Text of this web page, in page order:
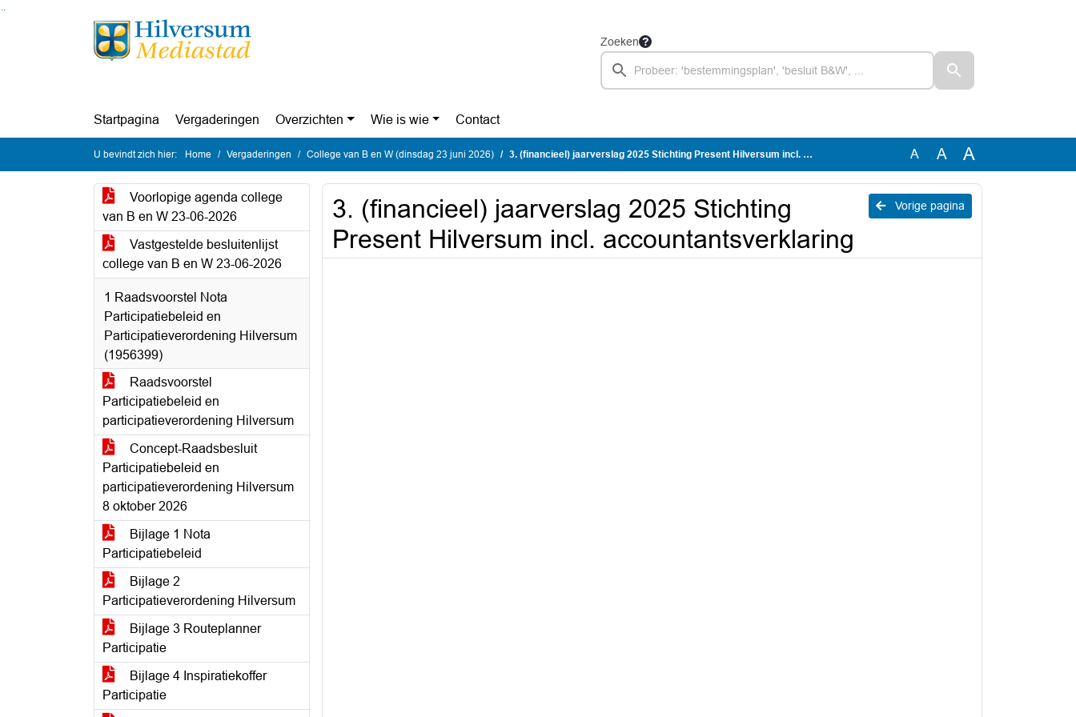
Ga naar de inhoud van deze pagina
Ga naar het zoeken
Ga naar het menu
Zoeken
Startpagina Vergaderingen Overzichten Wie is wie Contact
U bevindt zich hier: Home Vergaderingen College van B en W (dinsdag 23 juni 2026) 3. (financieel) jaarverslag 2025 Stichting Present Hilversum incl. accountantsverklaring A A A
Voorlopige agenda college
van B en W 23-06-2026
Vastgestelde besluitenlijst
college van B en W 23-06-2026
1 Raadsvoorstel Nota
Participatiebeleid en
Participatieverordening Hilversum
(1956399)
Raadsvoorstel
Participatiebeleid en
participatieverordening Hilversum
Concept-Raadsbesluit
Participatiebeleid en
participatieverordening Hilversum
8 oktober 2026
Bijlage 1 Nota
Participatiebeleid
Bijlage 2
Participatieverordening Hilversum
Bijlage 3 Routeplanner
Participatie
Bijlage 4 Inspiratiekoffer
Participatie
Vorige pagina
3. (financieel) jaarverslag 2025 Stichting
Present Hilversum incl. accountantsverklaring